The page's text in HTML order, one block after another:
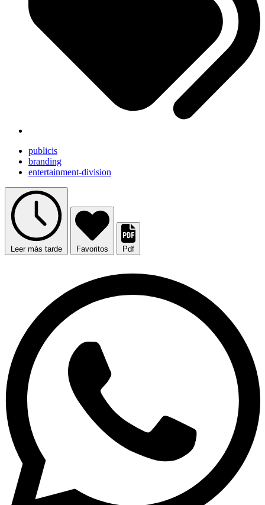
publicis
branding
entertainment-division
Leer más tarde Favoritos Pdf